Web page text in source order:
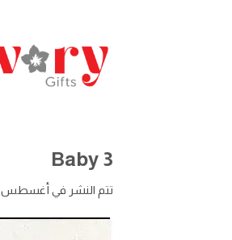
Baby 3
تتم النشر في أغسطس 1, 2022